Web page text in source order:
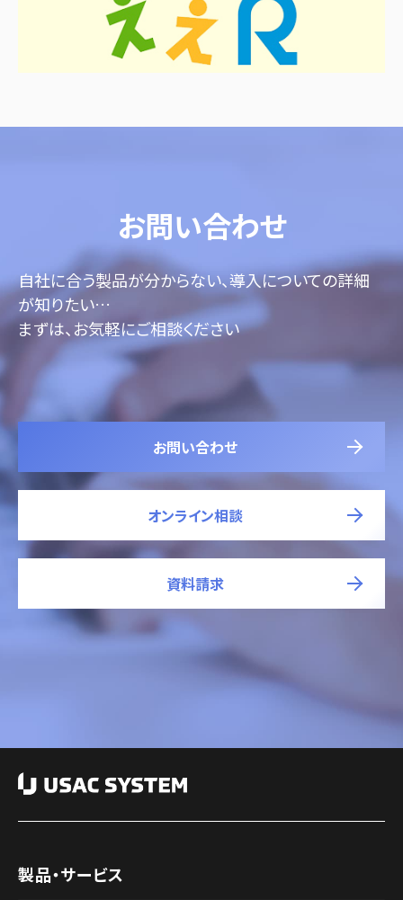
お問い合わせ
自社に合う製品が分からない、導入についての詳細
が知りたい…
まずは、お気軽にご相談ください
お問い合わせ
オンライン相談
資料請求
製品・サービス